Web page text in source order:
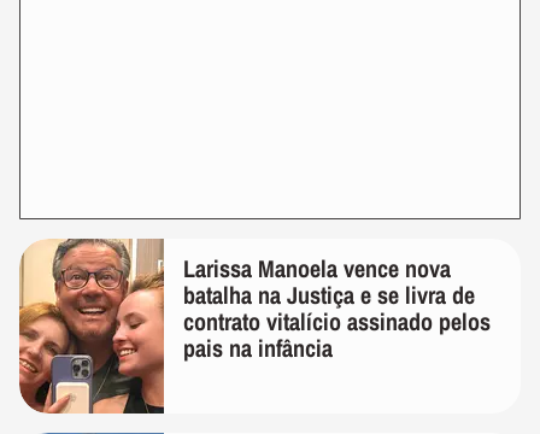
Larissa Manoela vence nova
batalha na Justiça e se livra de
contrato vitalício assinado pelos
pais na infância